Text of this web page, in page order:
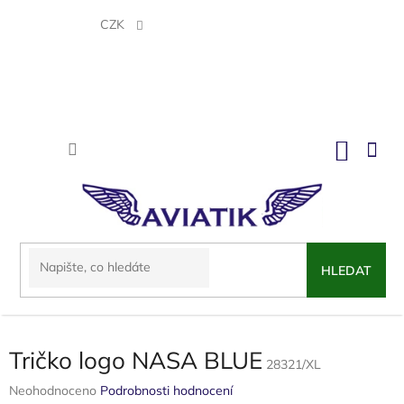
CZK
HLEDAT
Tričko logo NASA BLUE 28321/XL
Průměrné
Neohodnoceno Podrobnosti hodnocení